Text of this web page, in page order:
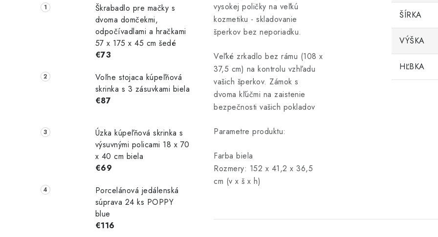
Škrabadlo pre mačky s
dvoma domčekmi,
odpočívadlami a hračkami
57 x 175 x 45 cm šedé
€73
Voľne stojaca kúpeľňová
skrinka s 3 zásuvkami biela
€87
Úzka kúpeľňová skrinka s
výsuvnými policami 18 x 70
x 40 cm biela
€69
Porcelánová jedálenská
súprava 24 ks POPPY
blue
€116
vysokej poličky na veľkú
kozmetiku - skladovanie
šperkov bez neporiadku.
Veľké zrkadlo bez rámu (108 x
37,5 cm) na kontrolu vzhľadu
vašich šperkov. Zámok s
dvoma kľúčmi na zaistenie
bezpečnosti vašich pokladov
Parametre produktu:
Farba biela
Rozmery: 152 x 41,2 x 36,5
cm (v x š x h)
ŠÍRKA
VÝŠKA
HĽBKA